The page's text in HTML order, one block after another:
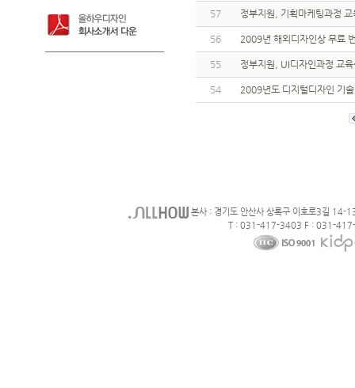
57 정부지원, 기획마케팅과정
56 2009년 해외디자인상 무료
55 정부지원, UI디자인과정 교
54 2009년도 디지털디자인 기
본사 : 경기도 안산사 상록구 이호로3길 14-
T : 031-417-3403 F : 031-